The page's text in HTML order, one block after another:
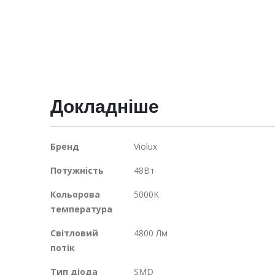
Докладніше
Докладніше
Бренд Violux
Потужність 48Вт
Кольорова
температура
5000K
Світловий
потік
4800 Лм
Тип діода SMD